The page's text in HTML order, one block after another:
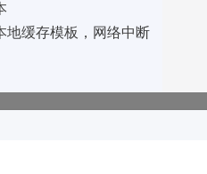
地缓存模板，网络中断